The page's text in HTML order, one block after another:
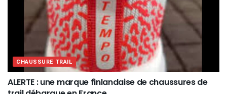
CHAUSSURE TRAIL
ALERTE : une marque finlandaise de chaussures de